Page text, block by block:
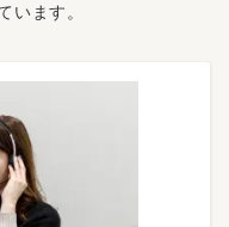
います。